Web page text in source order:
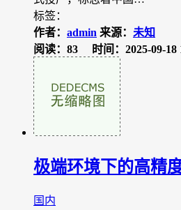
标签：
作者： admin 来源： 未知
阅读：83
时间：2025-09-18
极端环境下的高精
国内